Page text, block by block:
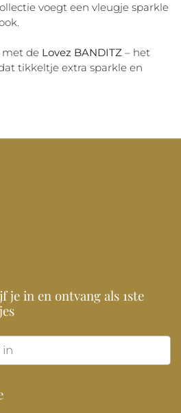
voegt een vleugje sparkle
met de Lovez BANDITZ – het
tikkeltje extra sparkle en
je in en ontvang als 1ste